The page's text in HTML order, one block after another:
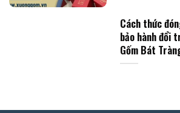
Cách thức
bảo hành đổi
Gốm Bát